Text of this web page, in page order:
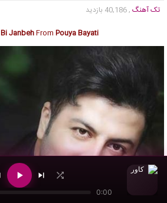
تک آهنگ , 40,186 بازدید
Bi JanbehFrom Pouya Bayati
0:00